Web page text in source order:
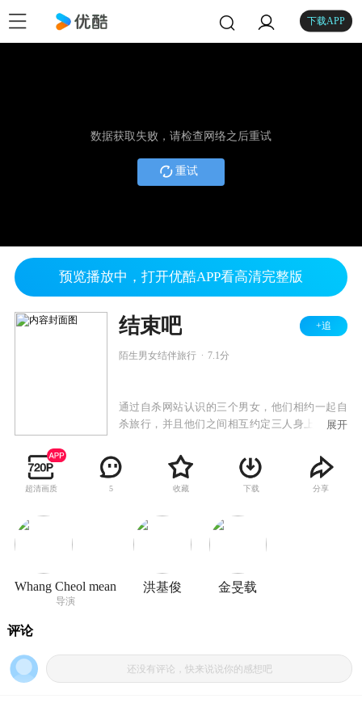
下载APP
数据获取失败，请检查网络之后重试
重试
预览播放中，打开优酷APP看高清完整版
结束吧 +追
陌生男女结伴旅行 7.1分
通过自杀网站认识的三个男女，他们相约一起自
杀旅行，并且他们之间相互约定三人身上所有的
这趟旅行，同时结束他们的人生之旅。和游戏一
般，他们有着自己的规则。第一，三个人的旅行
经费轮流使用，拿出经费的人可以决定旅行的地
问对方的私隐；第三，建立网站的人，就是其中
的唯一一位女性，她制定了计划，因此她是这支
终能实现计划吗？
展开
超清画质 5 收藏 下载 分享
Whang Cheol mean
导演
洪基俊 金旻载